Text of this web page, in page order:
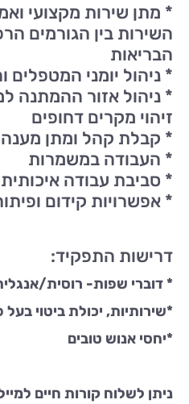
* מתן שירות מקצועי
השירות בין הגורמים
הבריאות
* ניהול יומני המטפלים
* ניהול אזור ההמתנה
זיהוי מקרים דחופים
* קבלת קהל ומתן
* העבודה במשמרות
* סביבת עבודה
* אפשרויות קידום
דרישות התפקיד:
* דוברי שפות- רוסית/
*שירותיות, יכולת ביטוי
*יחסי אנוש טובים
ניתן לשלוח קורות חיים